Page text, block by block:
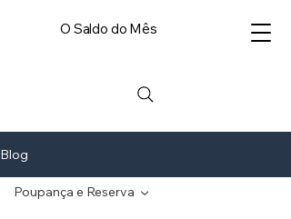
O Saldo do Mês
Blog
Poupança e Reserva